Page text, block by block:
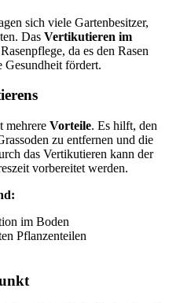
sich viele Gartenbesitzer,
Das Vertikutieren im
da es den Rasen
Gesundheit fördert.
mehrere Vorteile. Es hilft, den
zu entfernen und die
das Vertikutieren kann der
vorbereitet werden.
im Boden
Pflanzenteilen